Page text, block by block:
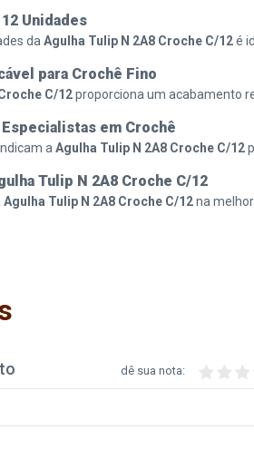
Unidades
da Agulha Tulip N 2A8 Croche C/12é
para Crochê Fino
C/12proporciona um acabamento
em Crochê
a Agulha Tulip N 2A8 Croche C/12
Tulip N 2A8 Croche C/12
Agulha Tulip N 2A8 Croche C/12na
dê sua nota: